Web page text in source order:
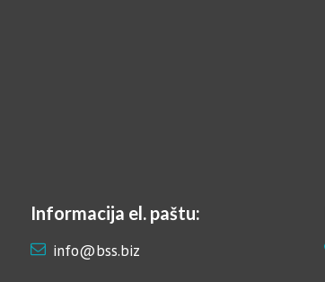
Informacija el. paštu:
info@bss.biz